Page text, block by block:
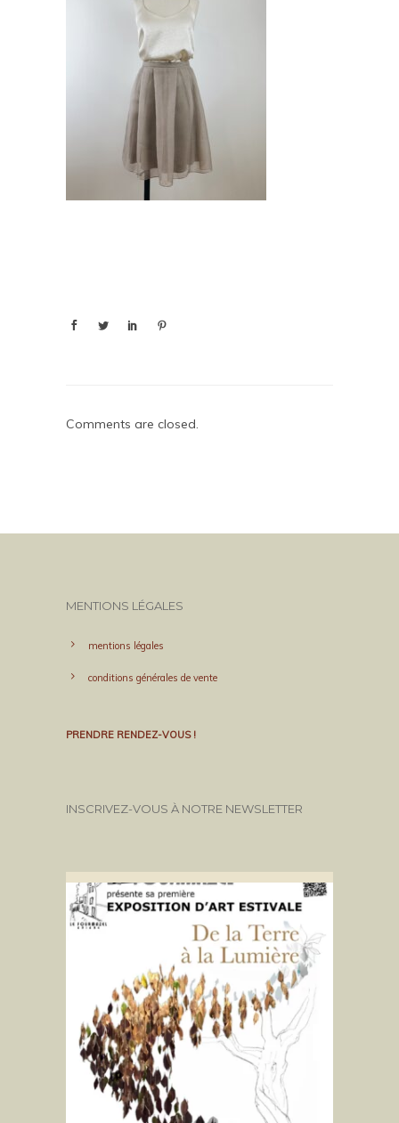
Comments are closed.
MENTIONS LÉGALES
mentions légales
conditions générales de vente
PRENDRE RENDEZ-VOUS !
INSCRIVEZ-VOUS À NOTRE NEWSLETTER